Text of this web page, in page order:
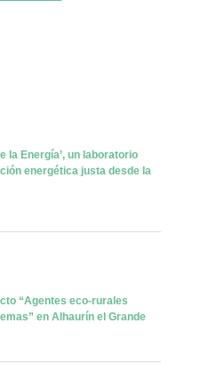
la Energía’, un laboratorio
energética justa desde la
“Agentes eco-rurales
en Alhaurín el Grande